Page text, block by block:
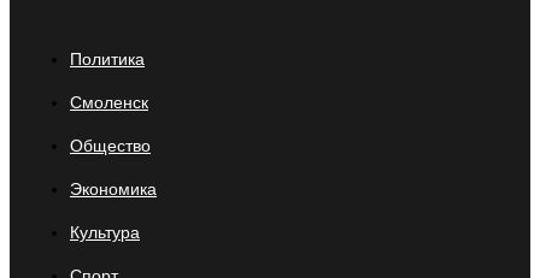
Политика
Смоленск
Общество
Экономика
Культура